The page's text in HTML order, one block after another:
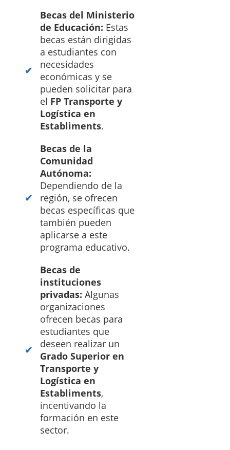
Becas del Ministerio
de Educación: Estas
becas están dirigidas
a estudiantes con
necesidades
económicas y se
pueden solicitar para
el FP Transporte y
Logística en
Establiments.
Becas de la
Comunidad
Autónoma:
Dependiendo de la
región, se ofrecen
becas específicas que
también pueden
aplicarse a este
programa educativo.
Becas de
instituciones
privadas: Algunas
organizaciones
ofrecen becas para
estudiantes que
deseen realizar un
Grado Superior en
Transporte y
Logística en
Establiments,
incentivando la
formación en este
sector.